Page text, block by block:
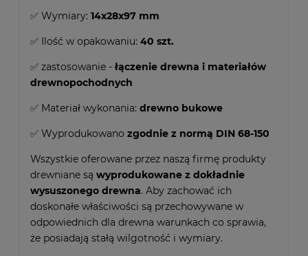
✅ Wymiary: 14x28x97 mm
✅ Ilość w opakowaniu: 40 szt.
✅ zastosowanie - łączenie drewna i materiałów
drewnopochodnych
✅ Materiał wykonania: drewno bukowe
✅ Wyprodukowano zgodnie z normą DIN 68-150
Wszystkie oferowane przez naszą firmę produkty
drewniane są wyprodukowane z dokładnie
wysuszonego drewna. Aby zachować ich
doskonałe właściwości są przechowywane w
odpowiednich dla drewna warunkach co sprawia,
że posiadają stałą wilgotność i wymiary.